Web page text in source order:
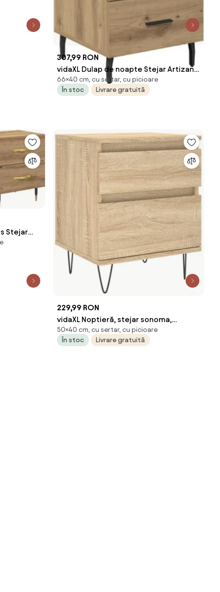
307,99 RON
vidaXL Dulap de noapte Stejar Artizanal
40 x 40 x 66 cm Lemn compozit
66×40 cm, cu sertar, cu picioare
În stoc
Livrare gratuită
Stejar
229,99 RON
vidaXL Noptieră, stejar sonoma,
40x35x50 cm, lemn compozit
50×40 cm, cu sertar, cu picioare
În stoc
Livrare gratuită